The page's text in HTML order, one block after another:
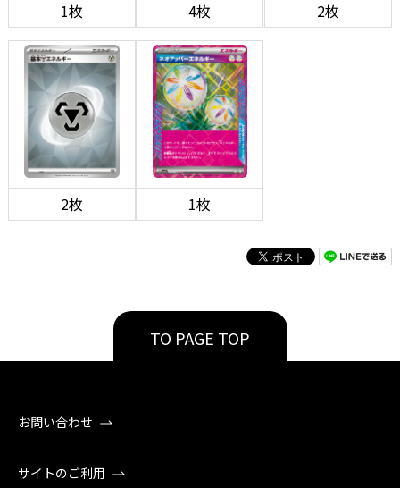
1枚 4枚 2枚
2枚 1枚
TO PAGE TOP
お問い合わせ
サイトのご利用